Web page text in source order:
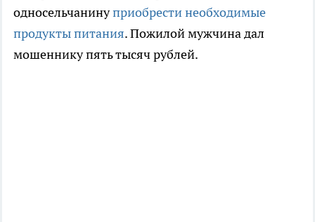
односельчанинуприобрести необходимые
продукты питания. Пожилой мужчина дал
мошеннику пять тысяч рублей.